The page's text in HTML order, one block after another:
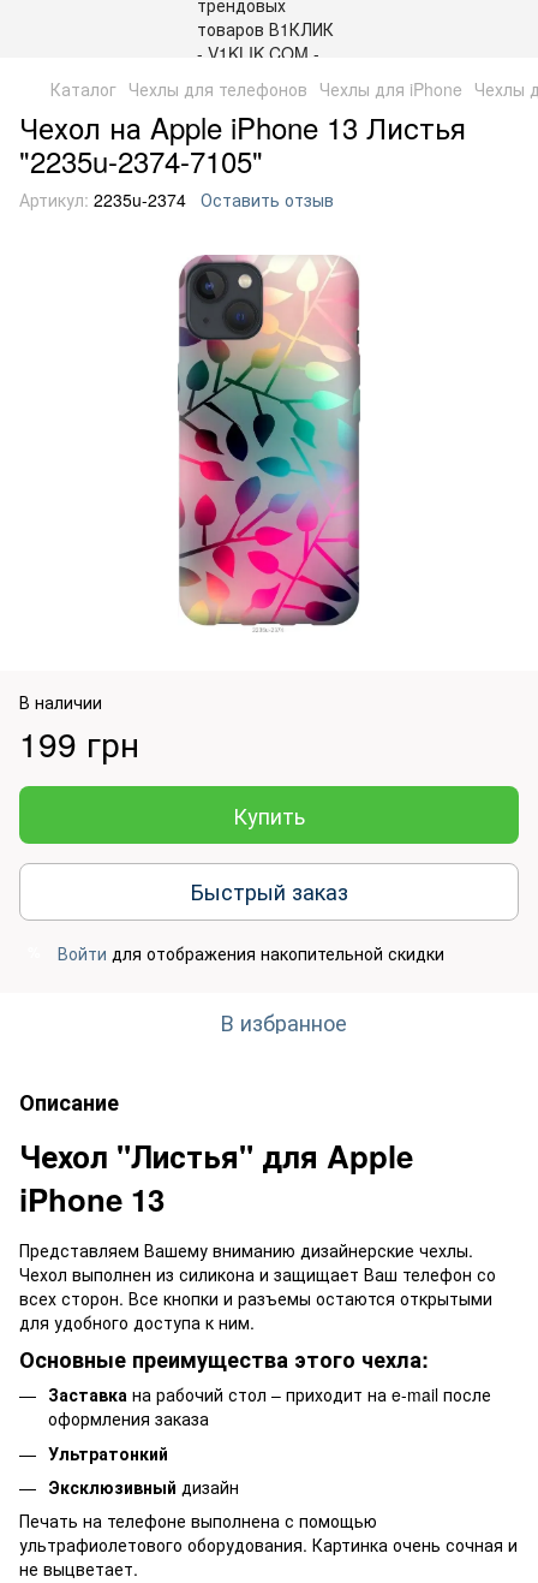
Каталог Чехлы для телефонов Чехлы для iPhone Чехлы
Чехол на Apple iPhone 13 Листья
"2235u-2374-7105"
Артикул: 2235u-2374 Оставить отзыв
В наличии
199 грн
Купить
Быстрый заказ
Войти для отображения накопительной скидки
В избранное
Описание
Чехол "Листья" для Apple
iPhone 13
Представляем Вашему вниманию дизайнерские чехлы.
Чехол выполнен из силикона и защищает Ваш телефон со
всех сторон. Все кнопки и разъемы остаются открытыми
для удобного доступа к ним.
Основные преимущества этого чехла:
Заставка на рабочий стол – приходит на e-mail после
оформления заказа
Ультратонкий
Эксклюзивный дизайн
Печать на телефоне выполнена с помощью
ультрафиолетового оборудования. Картинка очень сочная и
не выцветает.